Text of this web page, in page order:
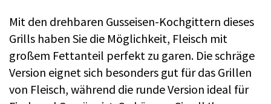
Mit den drehbaren Gusseisen-Kochgittern dieses
Grills haben Sie die Möglichkeit, Fleisch mit
großem Fettanteil perfekt zu garen. Die schräge
Version eignet sich besonders gut für das Grillen
von Fleisch, während die runde Version ideal für